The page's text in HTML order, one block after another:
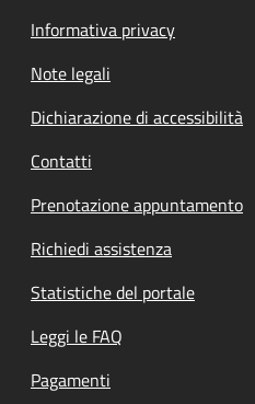
Informativa privacy
Note legali
Dichiarazione di accessibilità
Contatti
Prenotazione appuntamento
Richiedi assistenza
Statistiche del portale
Leggi le FAQ
Pagamenti